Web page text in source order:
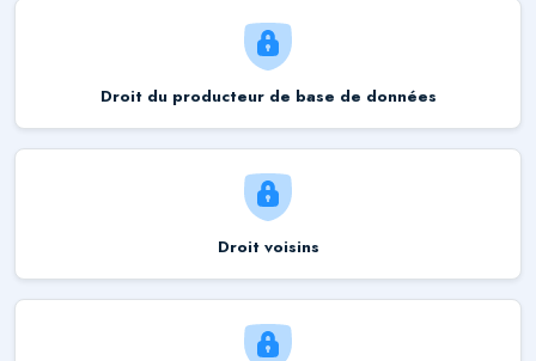
Droit du producteur de base de données
Droit voisins